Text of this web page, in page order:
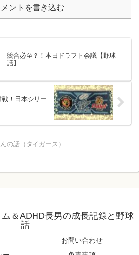
メントを書き込む
競合必至？！本日ドラフト会議【野球
話】
！日本シリー
の話（タイガース）
＆ADHD長男の成長記録と野球
話
お問い合わせ